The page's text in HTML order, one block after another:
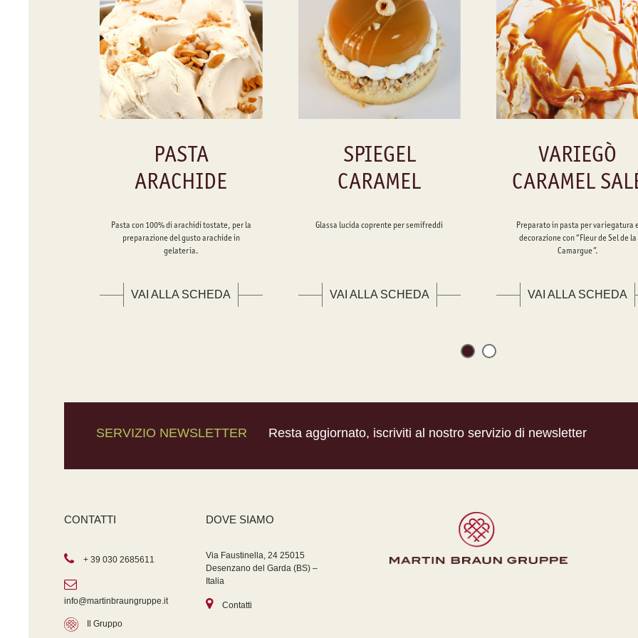
PASTA
ARACHIDE
Pasta con 100% di arachidi tostate, per la
preparazione del gusto arachide in
gelateria.
VAI ALLA SCHEDA
SPIEGEL
CARAMEL
Glassa lucida coprente per semifreddi
VAI ALLA SCHEDA
VARIEGÒ
CARAMEL
Preparato in pasta per variegatura
decorazione con “Fleur de Sel de la
Camargue”.
VAI ALLA SCHEDA
SERVIZIO NEWSLETTER Resta aggiornato, iscriviti al nostro servizio di newsletter
CONTATTI
+ 39 030 2685611
info@martinbraungruppe.it
Il Gruppo
DOVE SIAMO
Via Faustinella, 24 25015
Desenzano del Garda (BS) –
Italia
Contatti